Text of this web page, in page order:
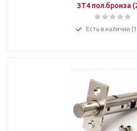
ЗТ4 пол.бронза
Есть в наличии